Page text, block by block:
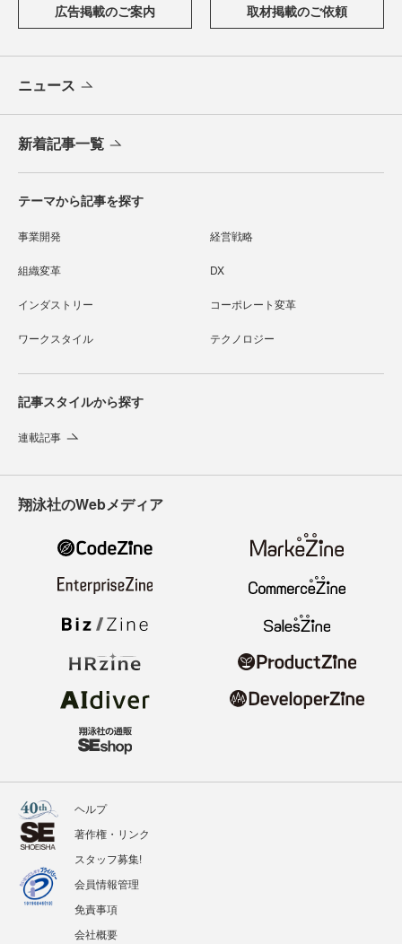
広告掲載のご案内 取材掲載のご依頼
ニュース
新着記事一覧
テーマから記事を探す
事業開発 経営戦略
組織変革 DX
インダストリー コーポレート変革
ワークスタイル テクノロジー
記事スタイルから探す
連載記事
翔泳社のWebメディア
ヘルプ
著作権・リンク
スタッフ募集!
会員情報管理
免責事項
会社概要